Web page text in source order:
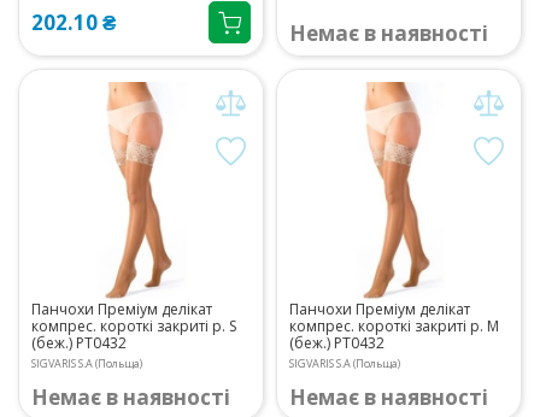
202.10 ₴ Немає в наявності
Панчохи Преміум делікат
компрес. короткі закриті р. S
(беж.) PT0432
SIGVARIS S.A (Польща)
Немає в наявності
Панчохи Преміум делікат
компрес. короткі закриті р. M
(беж.) PT0432
SIGVARIS S.A (Польща)
Немає в наявності